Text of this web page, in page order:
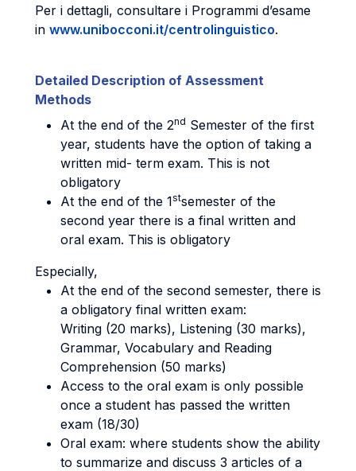
Per i dettagli, consultare i Programmi d’esame
in www.unibocconi.it/centrolinguistico.
Detailed Description of Assessment
Methods
At the end of the 2nd Semester of the first
year, students have the option of taking a
written mid- term exam. This is not
obligatory
At the end of the 1stsemester of the
second year there is a final written and
oral exam. This is obligatory
Especially,
At the end of the second semester, there is
a obligatory final written exam:
Writing (20 marks), Listening (30 marks),
Grammar, Vocabulary and Reading
Comprehension (50 marks)
Access to the oral exam is only possible
once a student has passed the written
exam (18/30)
Oral exam: where students show the ability
to summarize and discuss 3 articles of a